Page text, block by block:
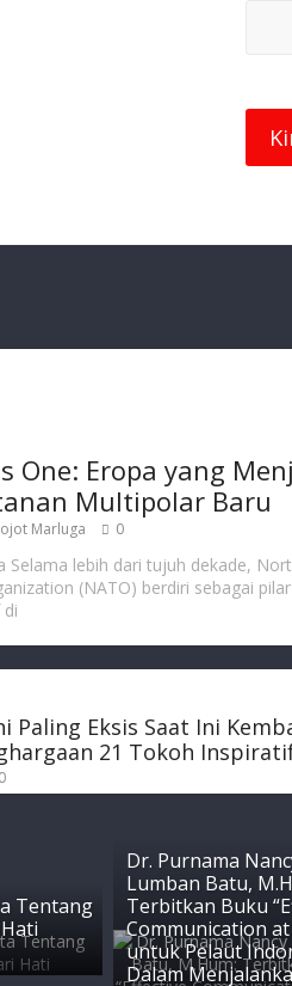
One: Eropa yang
Multipolar Baru
Marluga 0
Selama lebih dari tujuh dekade,
(NATO) berdiri sebagai
Paling Eksis Saat Ini
21 Tokoh
0
Tentang
Dr. Purnama
Lumban Batu,
Terbitkan Buku
Communication at
untuk Pelaut
Dalam